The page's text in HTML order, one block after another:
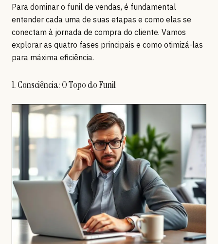
Para dominar o funil de vendas, é fundamental
entender cada uma de suas etapas e como elas se
conectam à jornada de compra do cliente. Vamos
explorar as quatro fases principais e como otimizá-las
para máxima eficiência.
1. Consciência: O Topo do Funil